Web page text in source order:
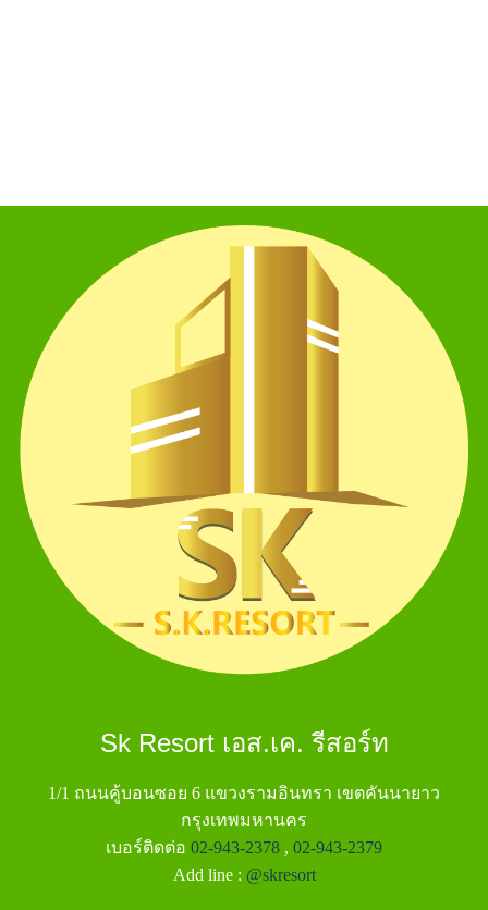
Sk Resort เอส.เค. รีสอร์ท
1/1 ถนนคู้บอนซอย 6 แขวงรามอินทรา เขตคันนายาว
กรุงเทพมหานคร
เบอร์ติดต่อ 02-943-2378 , 02-943-2379
Add line : @skresort